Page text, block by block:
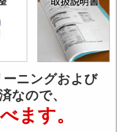
ーニングおよび
なので、
ます。